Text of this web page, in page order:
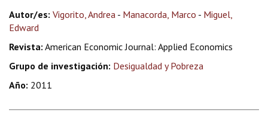
Autor/es: Vigorito, Andrea - Manacorda, Marco - Miguel,
Edward
Revista: American Economic Journal: Applied Economics
Grupo de investigación: Desigualdad y Pobreza
Año: 2011